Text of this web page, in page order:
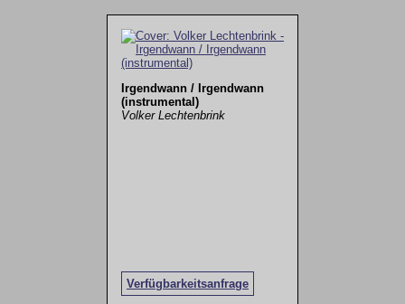
Irgendwann / Irgendwann
(instrumental)
Volker Lechtenbrink
Verfügbarkeitsanfrage